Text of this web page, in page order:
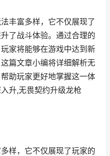
丰富多样，它不仅展现了
了战斗体验。通过合理的
家将能够在游戏中达到新
篇文章小编将详细解析无
助玩家更好地掌握这一体
升,无畏契约升级龙枪
样，它不仅展现了玩家的